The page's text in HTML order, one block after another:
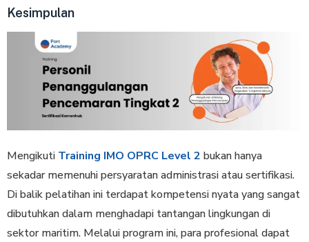
Kesimpulan
Mengikuti Training IMO OPRC Level 2 bukan hanya
sekadar memenuhi persyaratan administrasi atau sertifikasi.
Di balik pelatihan ini terdapat kompetensi nyata yang sangat
dibutuhkan dalam menghadapi tantangan lingkungan di
sektor maritim. Melalui program ini, para profesional dapat